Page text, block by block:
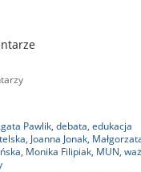
Pawlik, debata, edukacja
Joanna Jonak,
Monika Filipiak, MUN,